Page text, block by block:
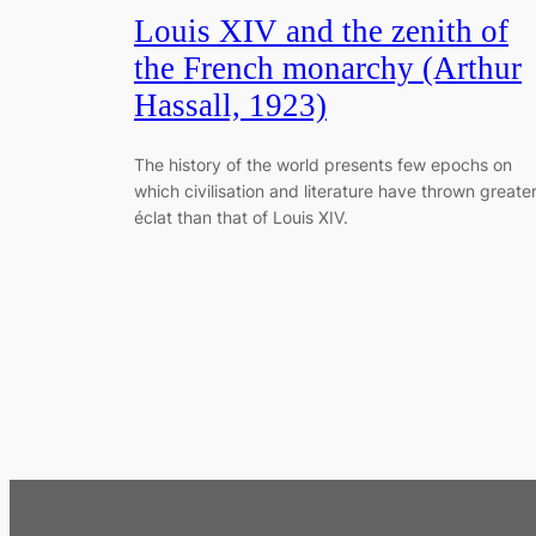
Louis XIV and the zenith of
the French monarchy (Arthur
Hassall, 1923)
The history of the world presents few epochs on
which civilisation and literature have thrown greater
éclat than that of Louis XIV.